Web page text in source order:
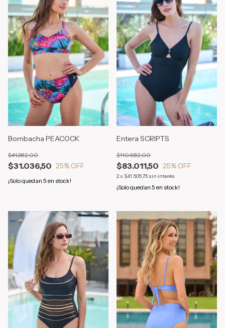
Bombacha PEACOCK
$31.036,50
$41.382,00
25% OFF
¡Solo quedan 5 en stock!
Entera SCRIPTS
$83.011,50
$110.682,00
25% OFF
2x $41.505,75 sin interés
¡Solo quedan 5 en stock!